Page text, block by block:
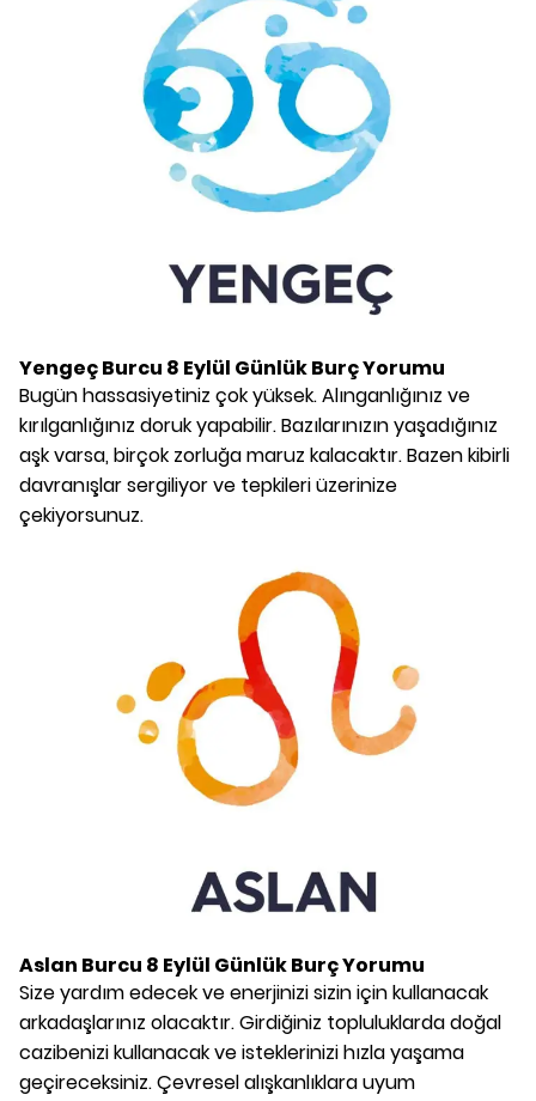
Yengeç Burcu 8 Eylül Günlük Burç Yorumu
Bugün hassasiyetiniz çok yüksek. Alınganlığınız ve
kırılganlığınız doruk yapabilir. Bazılarınızın yaşadığınız
aşk varsa, birçok zorluğa maruz kalacaktır. Bazen kibirli
davranışlar sergiliyor ve tepkileri üzerinize
çekiyorsunuz.
Aslan Burcu 8 Eylül Günlük Burç Yorumu
Size yardım edecek ve enerjinizi sizin için kullanacak
arkadaşlarınız olacaktır. Girdiğiniz topluluklarda doğal
cazibenizi kullanacak ve isteklerinizi hızla yaşama
geçireceksiniz. Çevresel alışkanlıklara uyum